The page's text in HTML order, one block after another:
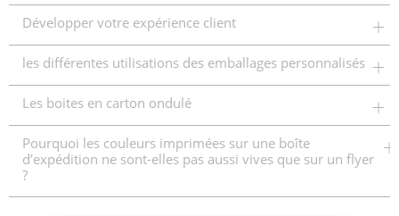
Développer votre expérience client
les différentes utilisations des emballages personnalisés
Les boites en carton ondulé
Pourquoi les couleurs imprimées sur une boîte
d’expédition ne sont-elles pas aussi vives que sur un flyer
?